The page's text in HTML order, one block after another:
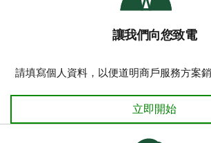
讓我們向您致電
請填寫個人資料，以便道明商戶服務方案
讓我們向您致電
立即開始